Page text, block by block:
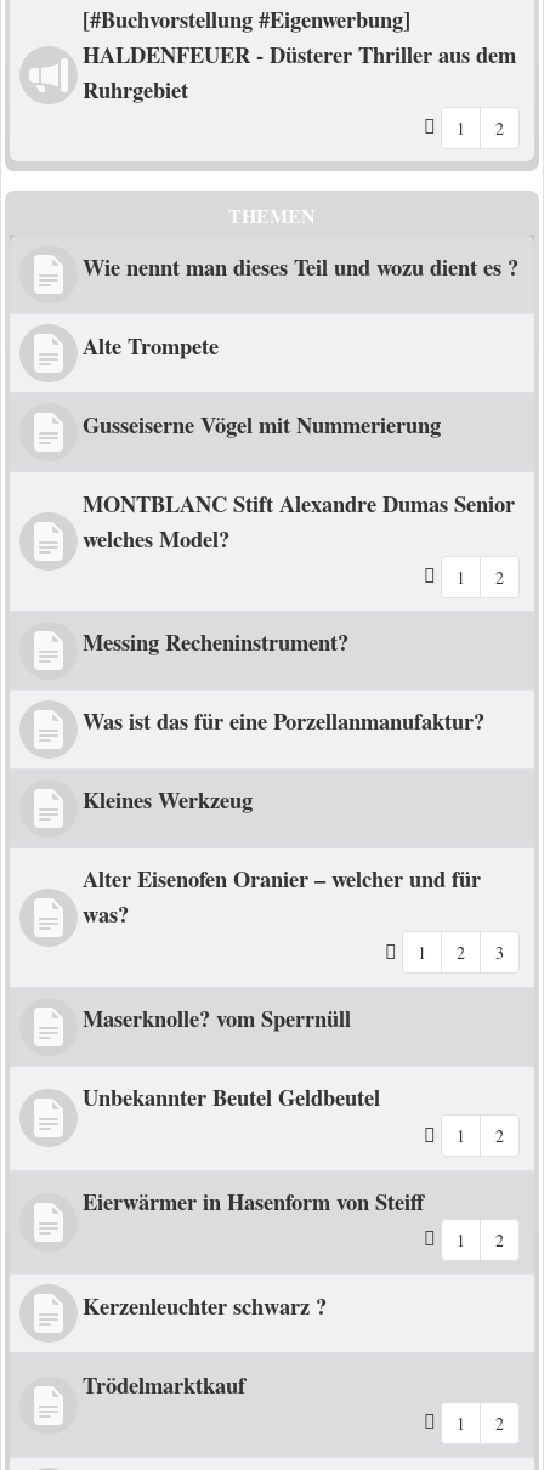
[#Buchvorstellung #Eigenwerbung]
HALDENFEUER - Düsterer Thriller aus dem
Ruhrgebiet
1 2
THEMEN
Wie nennt man dieses Teil und wozu dient es ?
Alte Trompete
Gusseiserne Vögel mit Nummerierung
MONTBLANC Stift Alexandre Dumas Senior
welches Model?
1 2
Messing Recheninstrument?
Was ist das für eine Porzellanmanufaktur?
Kleines Werkzeug
Alter Eisenofen Oranier – welcher und für
was?
1 2 3
Maserknolle? vom Sperrnüll
Unbekannter Beutel Geldbeutel
1 2
Eierwärmer in Hasenform von Steiff
1 2
Kerzenleuchter schwarz ?
Trödelmarktkauf
1 2